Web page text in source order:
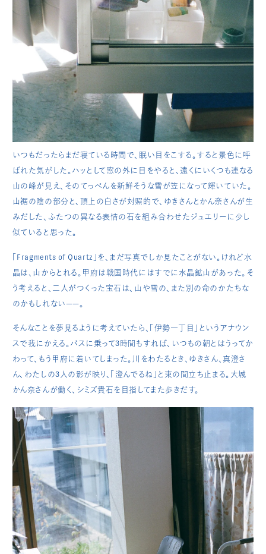
いつもだったらまだ寝ている時間で、眠い目をこする。すると景色に呼
ばれた気がした。ハッとして窓の外に目をやると、遠くにいくつも連なる
山の峰が見え、そのてっぺんを新鮮そうな雪が笠になって輝いていた。
山裾の陰の部分と、頂上の白さが対照的で、ゆきさんとかん奈さんが生
みだした、ふたつの異なる表情の石を組み合わせたジュエリーに少し
似ていると思った。
「Fragments of Quartz」を、まだ写真でしか見たことがない。けれど水
晶は、山からとれる。甲府は戦国時代にはすでに水晶鉱山があった。そ
う考えると、二人がつくった宝石は、山や雪の、また別の命のかたちな
のかもしれない——。
そんなことを夢見るように考えていたら、「伊勢一丁目」というアナウン
スで我にかえる。バスに乗って3時間もすれば、いつもの朝とはうってか
わって、もう甲府に着いてしまった。川をわたるとき、ゆきさん、真澄さ
ん、わたしの3人の影が映り、「澄んでるね」と束の間立ち止まる。大城
かん奈さんが働く、シミズ貴石を目指してまた歩きだす。